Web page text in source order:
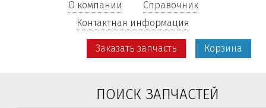
О компании
Справочник
Контактная информация
Заказать запчасть Корзина
ПОИСК ЗАПЧАСТЕЙ